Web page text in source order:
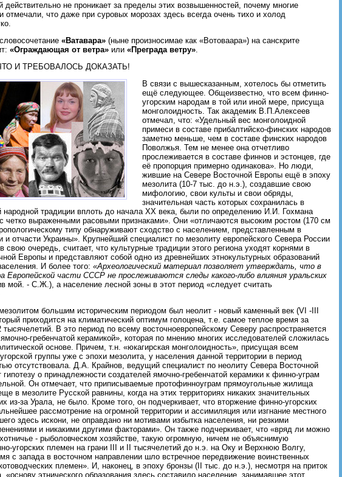
действительно не проникает за пределы этих возвышенностей, почему многие
отмечали, что даже при суровых морозах здесь всегда очень тихо и холод
«Ватавара» (ныне произносимае как «Вотоваара») на санскрите
«Ограждающая от ветра» или «Преграда ветру».
ЧТО И ТРЕБОВАЛОСЬ ДОКАЗАТЬ!
В связи с вышесказанным, хотелось бы отметить
ещё следующее. Общеизвестно, что всем финно-
угорским народам в той или иной мере, присуща
монголоидность. Так академик В.П.Алексеев
отмечал, что: «Удельный вес монголоидной
примеси в составе прибалтийско-финских народов
заметно меньше, чем в составе финских народов
Поволжья. Тем не менее она отчетливо
прослеживается в составе финнов и эстонцев, где
её пропорция примерно одинакова». Но люди,
жившие на Севере Восточной Европы ещё в эпоху
мезолита (10-7 тыс. до н.э.), создавшие свою
мифологию, свои культы и свои обряды,
значительная часть которых сохранилась в
народной традиции вплоть до начала ХХ века, были по определению И.И. Гохмана
четко выраженными расовыми признаками». Они «отличаются высоким ростом (170 см
типу обнаруживают сходство с населением, представленным в
и отчасти Украины». Крупнейший специалист по мезолиту европейского Севера России
очередь, считает, что культурные традиции этого региона уходят корнями в
Европы и представляют собой одно из древнейших этнокультурных образований
И более того: «Археологический материал позволяет утверждать, что в
Европейской части СССР не прослеживаются следы какого-либо влияния уральских
мой. - С.Ж.), а население лесной зоны в этот период «следует считать
большим историческим периодом был неолит - новый каменный век (VI -III
приходится на климатический оптимум голоцена, т.е. самое теплое время за
тысячелетий. В это период по всему восточноевропейскому Северу распространяется
гребенчатой керамикой», которая по мнению многих исследователей сложилась
основе. Причем, т.н. «юкагирская монголоидность», присущая всем
группы уже с эпохи мезолита, у населения данной территории в период
отсутствовала. Д.А. Крайнов, ведущий специалист по неолиту Севера Восточной
гипотезу о принадлежности создателей ямочно-гребенчатой керамики к финно-уграм
Он отмечает, что приписываемые протофинноуграм прямоугольные жилища
в мезолите Русской равнины, когда на этих территориях никаких значительных
из-за Урала, не было. Кроме того, он подчеркивает, что вторжение финно-угорских
рассмотрение на огромной территории и ассимиляция или изгнание местного
здесь искони, не оправдано ни мотивами избытка населения, ни резкими
и никакими другими факторами». Он также подчеркивает, что «вряд ли можно
- рыболовческом хозяйстве, такую огромную, ничем не объяснимую
угорских племен на грани III и II тысячелетий до н.э. на Оку и Верхнюю Волгу,
с запада в восточном направлении шло встречное передвижение воинственных
племен». И, наконец, в эпоху бронзы (II тыс. до н.э.), несмотря на приток
«основу этнического образования здесь составило население, занимавшее этот